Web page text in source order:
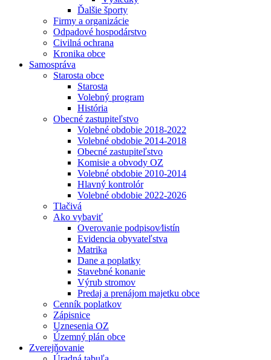
Ďalšie športy
Firmy a organizácie
Odpadové hospodárstvo
Civilná ochrana
Kronika obce
Samospráva
Starosta obce
Starosta
Volebný program
História
Obecné zastupiteľstvo
Volebné obdobie 2018-2022
Volebné obdobie 2014-2018
Obecné zastupiteľstvo
Komisie a obvody OZ
Volebné obdobie 2010-2014
Hlavný kontrolór
Volebné obdobie 2022-2026
Tlačivá
Ako vybaviť
Overovanie podpisov⁄listín
Evidencia obyvateľstva
Matrika
Dane a poplatky
Stavebné konanie
Výrub stromov
Predaj a prenájom majetku obce
Cenník poplatkov
Zápisnice
Uznesenia OZ
Územný plán obce
Zverejňovanie